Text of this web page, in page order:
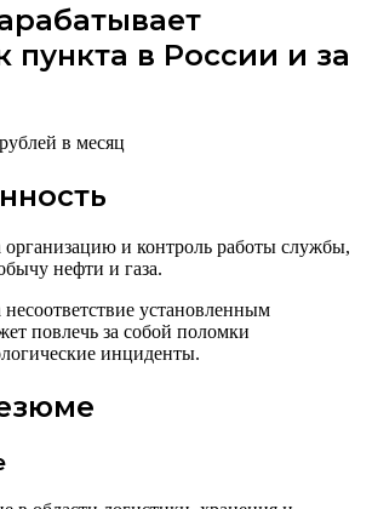
пункта в России и за
в месяц
организацию и контроль работы службы,
нефти и газа.
несоответствие установленным
повлечь за собой поломки
инциденты.